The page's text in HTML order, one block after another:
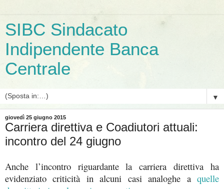
SIBC Sindacato
Indipendente Banca
Centrale
▼
giovedì 25 giugno 2015
Carriera direttiva e Coadiutori attuali:
incontro del 24 giugno
Anche l’incontro riguardante la carriera direttiva ha
evidenziato criticità in alcuni casi analoghe a quelle